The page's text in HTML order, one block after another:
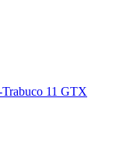
11 GTX